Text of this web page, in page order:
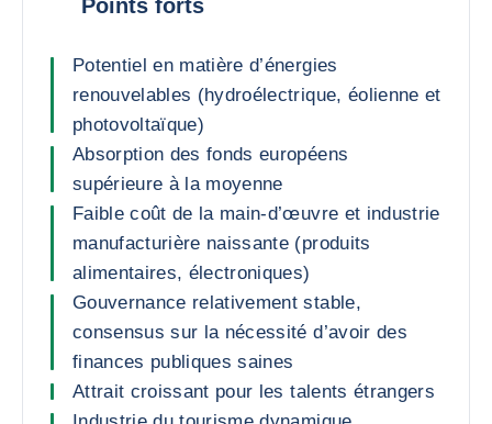
Points forts
Potentiel en matière d’énergies
renouvelables (hydroélectrique, éolienne et
photovoltaïque)
Absorption des fonds européens
supérieure à la moyenne
Faible coût de la main-d’œuvre et industrie
manufacturière naissante (produits
alimentaires, électroniques)
Gouvernance relativement stable,
consensus sur la nécessité d’avoir des
finances publiques saines
Attrait croissant pour les talents étrangers